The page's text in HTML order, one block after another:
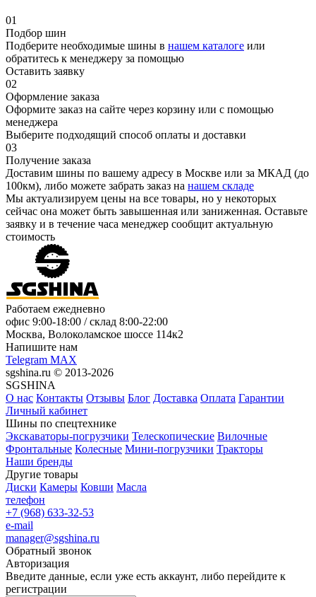
01
Подбор шин
Подберите необходимые шины в нашем каталоге или
обратитесь к менеджеру за помощью
Оставить заявку
02
Оформление заказа
Оформите заказ на сайте через корзину или с помощью
менеджера
Выберите подходящий способ оплаты и доставки
03
Получение заказа
Доставим шины по вашему адресу в Москве или за МКАД (до
100км), либо можете забрать заказ на нашем складе
Мы актуализируем цены на все товары, но у некоторых
сейчас она может быть завышенная или заниженная. Оставьте
заявку и в течение часа менеджер сообщит актуальную
стоимость
Работаем ежедневно
офис 9:00-18:00 / склад 8:00-22:00
Москва, Волоколамское шоссе 114к2
Напишите нам
Telegram MAX
sgshina.ru © 2013-2026
SGSHINA
О нас Контакты Отзывы Блог Доставка Оплата Гарантии
Личный кабинет
Шины по спецтехнике
Экскаваторы-погрузчики Телескопические Вилочные
Фронтальные Колесные Мини-погрузчики Тракторы
Наши бренды
Другие товары
Диски Камеры Ковши Масла
телефон
+7 (968) 633-32-53
e-mail
manager@sgshina.ru
Обратный звонок
Авторизация
Введите данные, если уже есть аккаунт, либо перейдите к
регистрации